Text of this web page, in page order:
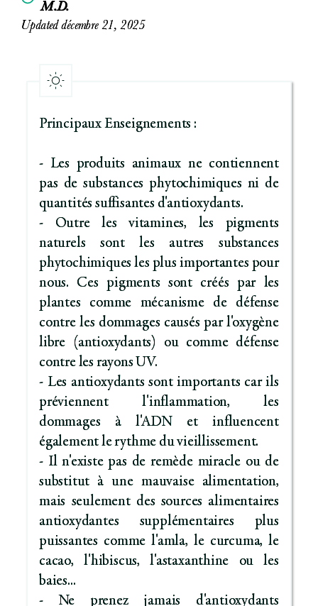
M.D.
Updated décembre 21, 2025
Principaux Enseignements :
- Les produits animaux ne contiennent
pas de substances phytochimiques ni de
quantités suffisantes d'antioxydants.
- Outre les vitamines, les pigments
naturels sont les autres substances
phytochimiques les plus importantes pour
nous. Ces pigments sont créés par les
plantes comme mécanisme de défense
contre les dommages causés par l'oxygène
libre (antioxydants) ou comme défense
contre les rayons UV.
- Les antioxydants sont importants car ils
préviennent l'inflammation, les
dommages à l'ADN et influencent
également le rythme du vieillissement.
- Il n'existe pas de remède miracle ou de
substitut à une mauvaise alimentation,
mais seulement des sources alimentaires
antioxydantes supplémentaires plus
puissantes comme l'amla, le curcuma, le
cacao, l'hibiscus, l'astaxanthine ou les
baies...
- Ne prenez jamais d'antioxydants